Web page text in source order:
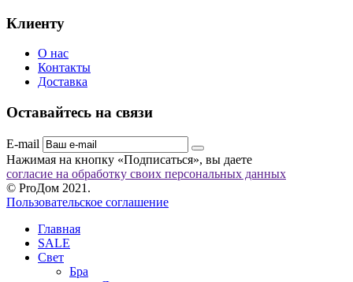
Клиенту
О нас
Контакты
Доставка
Оставайтесь на связи
E-mail
Нажимая на кнопку «Подписаться», вы даете
согласие на обработку своих персональных данных
© ProДом 2021.
Пользовательское соглашение
Главная
SALE
Свет
Бра